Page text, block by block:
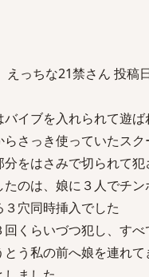
えっちな21禁さん 投稿
イブを入れられて遊ば
さっき使っていたスク
をはさみで切られて
たのは、娘に３人でチ
３穴同時挿入でした
回くらいづつ犯し、すべ
とう私の前へ娘を連れ